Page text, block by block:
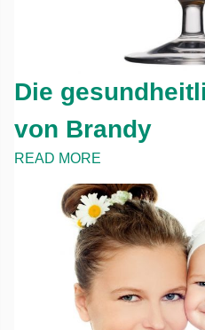
Die
von Brandy
READ MORE